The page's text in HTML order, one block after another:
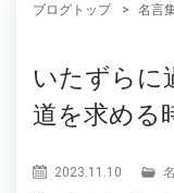
ブログトップ 名言
いたずらに
道を求める
2023.11.10